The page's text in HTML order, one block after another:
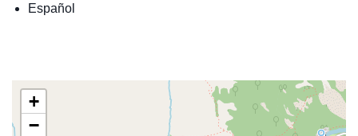
Español
+
−